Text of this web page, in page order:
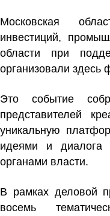
Московская
инвестиций,
области при
организовали здесь
Это событие
представителей
уникальную
идеями и диалога
органами власти.
В рамках деловой
восемь